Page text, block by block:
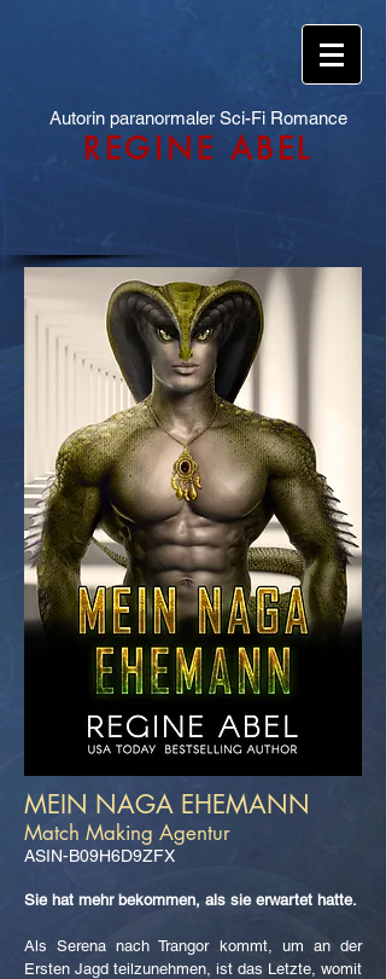
Autorin paranormaler Sci-Fi Romance
REGINE ABEL
MEIN NAGA EHEMANN
Match Making Agentur
ASIN-B09H6D9ZFX
Sie hat mehr bekommen, als sie erwartet hatte.
Als Serena nach Trangor kommt, um an der
Ersten Jagd teilzunehmen, ist das Letzte, womit